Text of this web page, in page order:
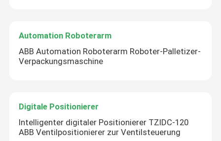
Fabrik Tour
Kontakt
Automation Roboterarm
ABB Automation Roboterarm Roboter-Palletizer-
Verpackungsmaschine
Digitale Positionierer
Intelligenter digitaler Positionierer TZIDC-120
ABB Ventilpositionierer zur Ventilsteuerung